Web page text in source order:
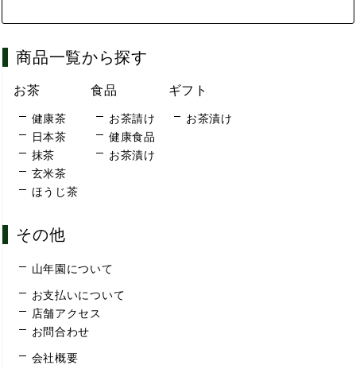
商品一覧から探す
お茶
健康茶
日本茶
抹茶
玄米茶
ほうじ茶
食品
お茶請け
健康食品
お茶漬け
ギフト
お茶漬け
その他
山年園について
お支払いについて
店舗アクセス
お問合わせ
会社概要